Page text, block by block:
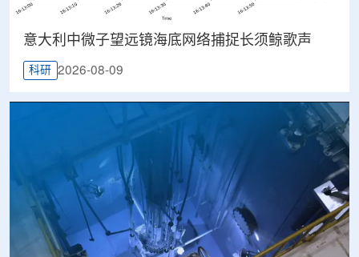
意大利中微子望远镜海底网络捕捉长须鲸歌声
科研 2026-08-09